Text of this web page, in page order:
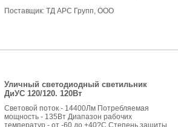
Поставщик:ТД АРС Групп, ООО
Уличный светодиодный светильник
ДиУС 120/120. 120Вт
Световой поток - 14400Лм Потребляемая
мощность - 135Вт Диапазон рабочих
температур - от -60 до +40?С Степень защиты